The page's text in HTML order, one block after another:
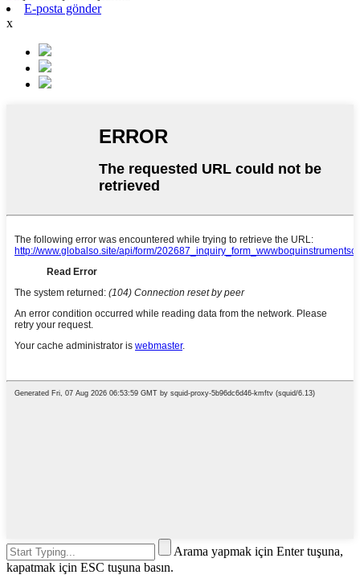
E-posta gönder
x
Arama yapmak için Enter tuşuna,
kapatmak için ESC tuşuna basın.